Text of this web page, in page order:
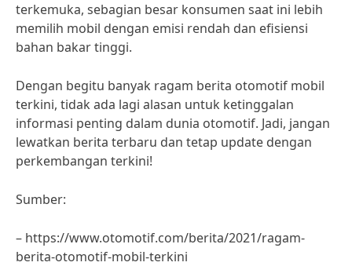
terkemuka, sebagian besar konsumen saat ini lebih
memilih mobil dengan emisi rendah dan efisiensi
bahan bakar tinggi.
Dengan begitu banyak ragam berita otomotif mobil
terkini, tidak ada lagi alasan untuk ketinggalan
informasi penting dalam dunia otomotif. Jadi, jangan
lewatkan berita terbaru dan tetap update dengan
perkembangan terkini!
Sumber:
– https://www.otomotif.com/berita/2021/ragam-
berita-otomotif-mobil-terkini